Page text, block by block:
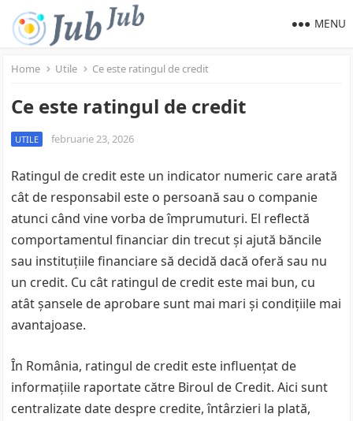
MENU
Home Utile Ce este ratingul de credit
Ce este ratingul de credit
UTILE februarie 23, 2026
Ratingul de credit este un indicator numeric care arată
cât de responsabil este o persoană sau o companie
atunci când vine vorba de împrumuturi. El reflectă
comportamentul financiar din trecut și ajută băncile
sau instituțiile financiare să decidă dacă oferă sau nu
un credit. Cu cât ratingul de credit este mai bun, cu
atât șansele de aprobare sunt mai mari și condițiile mai
avantajoase.
În România, ratingul de credit este influențat de
informațiile raportate către Biroul de Credit. Aici sunt
centralizate date despre credite, întârzieri la plată,